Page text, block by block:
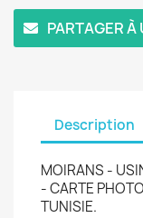
PARTAGER À
Description
MOIRANS -
- CARTE
TUNISIE.